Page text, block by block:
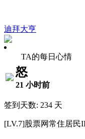
迪拜大亨
TA的每日心情
怒
21 小时前
签到天数: 234 天
[LV.7]股票网常住居民